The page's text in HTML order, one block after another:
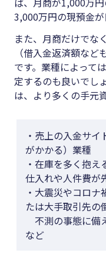
3,000万円の現預金が
また、月商だけでな
（借入金返済額な
です。業種によって
定するのも良いでし
は、より多くの手元
・売上の入金サ
がかかる）業種
・在庫を多く抱え
仕入れや人件費が
・大震災やコロ
たは大手取引先の
不測の事態に備
など